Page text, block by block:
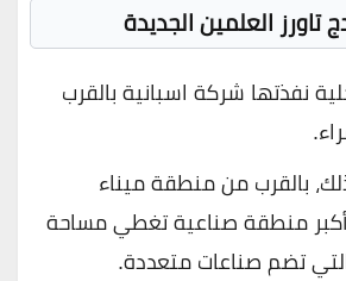
العلمين الجديدة
نفذتها شركة اسبانية بالقرب
بالقرب من منطقة ميناء
أكبر منطقة صناعية تغطي مساحة